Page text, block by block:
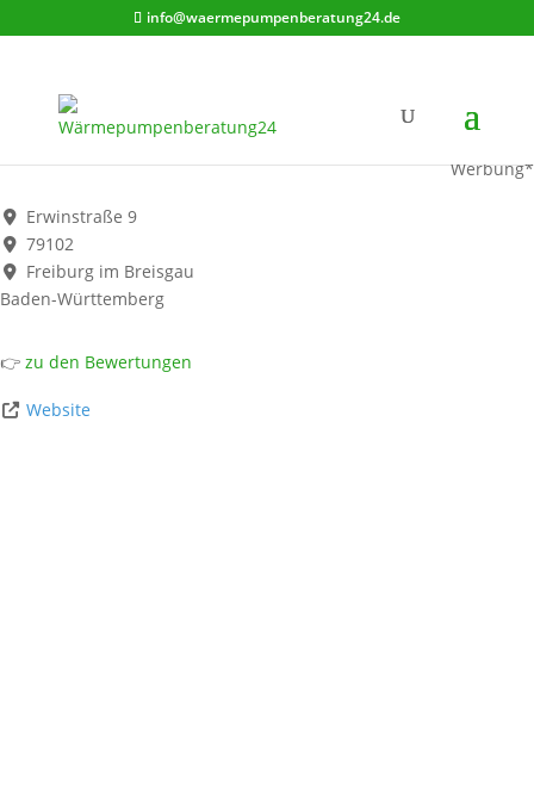
info@waermepumpenberatung24.de
Albert Schulz GmbH
Werbung*
Erwinstraße 9
79102
Freiburg im Breisgau
Baden-Württemberg
👉 zu den Bewertungen
Website